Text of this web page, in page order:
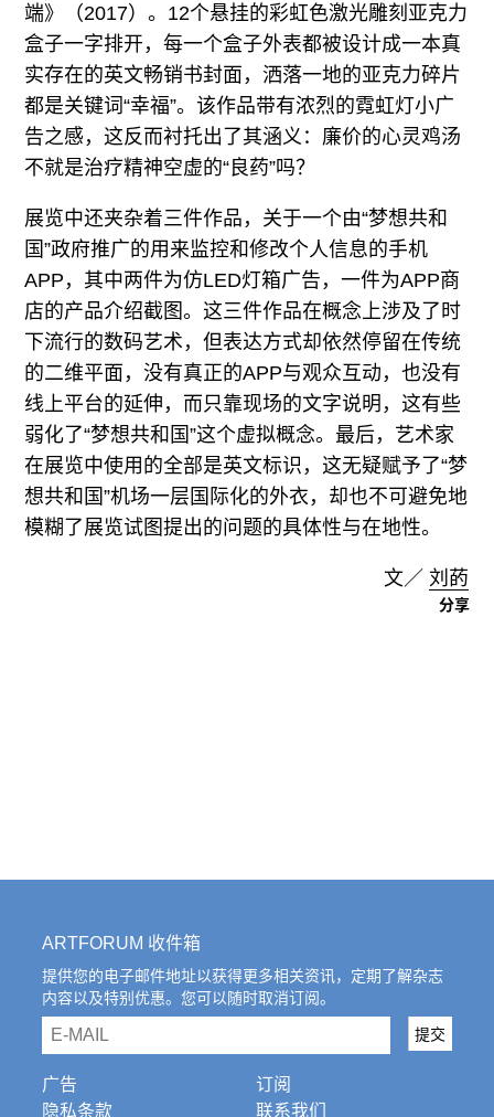
端》（2017）。12个悬挂的彩虹色激光雕刻亚克力
盒子一字排开，每一个盒子外表都被设计成一本真
实存在的英文畅销书封面，洒落一地的亚克力碎片
都是关键词“幸福”。该作品带有浓烈的霓虹灯小广
告之感，这反而衬托出了其涵义：廉价的心灵鸡汤
不就是治疗精神空虚的“良药”吗？
展览中还夹杂着三件作品，关于一个由“梦想共和
国”政府推广的用来监控和修改个人信息的手机
APP，其中两件为仿LED灯箱广告，一件为APP商
店的产品介绍截图。这三件作品在概念上涉及了时
下流行的数码艺术，但表达方式却依然停留在传统
的二维平面，没有真正的APP与观众互动，也没有
线上平台的延伸，而只靠现场的文字说明，这有些
弱化了“梦想共和国”这个虚拟概念。最后，艺术家
在展览中使用的全部是英文标识，这无疑赋予了“梦
想共和国”机场一层国际化的外衣，却也不可避免地
模糊了展览试图提出的问题的具体性与在地性。
文／ 刘菂
分享
ARTFORUM 收件箱
提供您的电子邮件地址以获得更多相关资讯，定期了解杂志
内容以及特别优惠。您可以随时取消订阅。
email 提交
广告
隐私条款
订阅
联系我们